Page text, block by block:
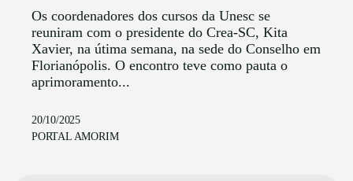
Os coordenadores dos cursos da Unesc se
reuniram com o presidente do Crea-SC, Kita
Xavier, na útima semana, na sede do Conselho em
Florianópolis. O encontro teve como pauta o
aprimoramento...
20/10/2025
PORTAL AMORIM